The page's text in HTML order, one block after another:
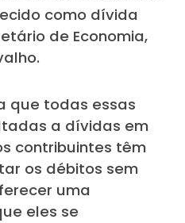
como dívida
de Economia,
que todas essas
a dívidas em
contribuintes têm
os débitos sem
uma
eles se